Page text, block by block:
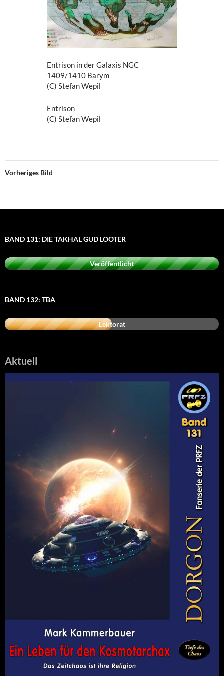
Entrison in der Galaxis NGC
1409/1410 Barym
(C) Stefan Wepil
Entrison
(C) Stefan Wepil
Vorheriges Bild
BAND 131: DIE TAKHAL GUD LOOTER
Veröffentlicht
BAND 132: TBA
Lektorat
Aktuell